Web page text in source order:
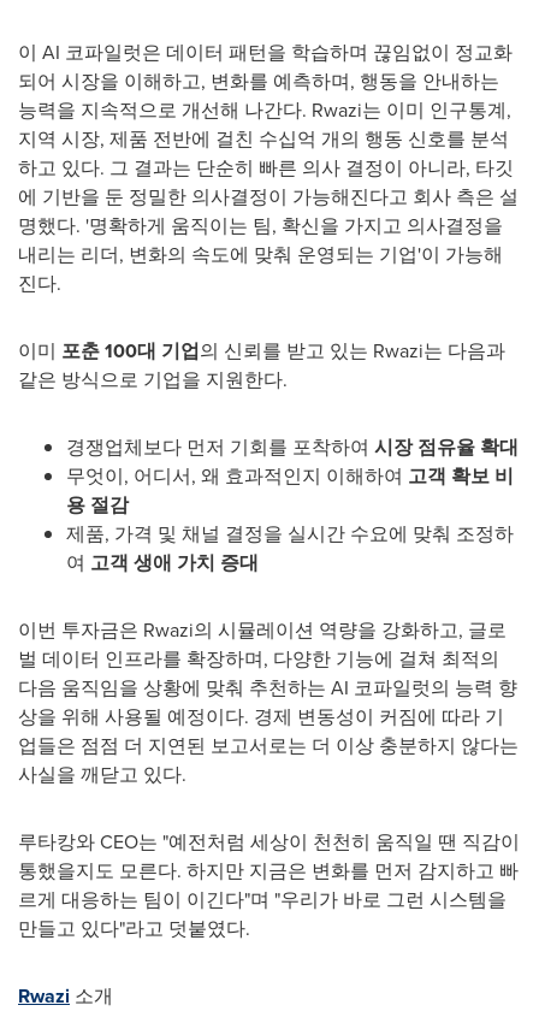
이 AI 코파일럿은 데이터 패턴을 학습하며 끊임없이 정교화
되어 시장을 이해하고, 변화를 예측하며, 행동을 안내하는
능력을 지속적으로 개선해 나간다. Rwazi는 이미 인구통계,
지역 시장, 제품 전반에 걸친 수십억 개의 행동 신호를 분석
하고 있다. 그 결과는 단순히 빠른 의사 결정이 아니라, 타깃
에 기반을 둔 정밀한 의사결정이 가능해진다고 회사 측은 설
명했다. '명확하게 움직이는 팀, 확신을 가지고 의사결정을
내리는 리더, 변화의 속도에 맞춰 운영되는 기업'이 가능해
진다.
이미 포춘100대 기업의 신뢰를 받고 있는 Rwazi는 다음과
같은 방식으로 기업을 지원한다.
경쟁업체보다 먼저 기회를 포착하여 시장 점유율 확대
무엇이, 어디서, 왜 효과적인지 이해하여 고객 확보 비
용 절감
제품, 가격 및 채널 결정을 실시간 수요에 맞춰 조정하
여 고객 생애 가치 증대
이번 투자금은 Rwazi의 시뮬레이션 역량을 강화하고, 글로
벌 데이터 인프라를 확장하며, 다양한 기능에 걸쳐 최적의
다음 움직임을 상황에 맞춰 추천하는 AI 코파일럿의 능력 향
상을 위해 사용될 예정이다. 경제 변동성이 커짐에 따라 기
업들은 점점 더 지연된 보고서로는 더 이상 충분하지 않다는
사실을 깨닫고 있다.
루타캉와 CEO는 "예전처럼 세상이 천천히 움직일 땐 직감이
통했을지도 모른다. 하지만 지금은 변화를 먼저 감지하고 빠
르게 대응하는 팀이 이긴다"며 "우리가 바로 그런 시스템을
만들고 있다"라고 덧붙였다.
Rwazi 소개